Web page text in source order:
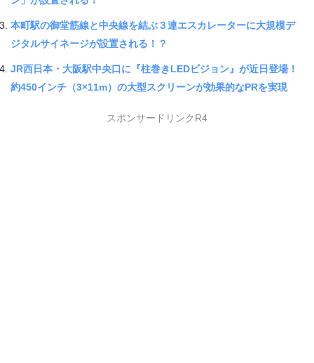
本町駅の御堂筋線と中央線を結ぶ３連エスカレーターに大規模デ
ジタルサイネージが設置される！？
JR西日本・大阪駅中央口に『柱巻きLEDビジョン』が近日登場！
約450インチ（3×11m）の大型スクリーンが効果的なPRを実現
スポンサードリンクR4